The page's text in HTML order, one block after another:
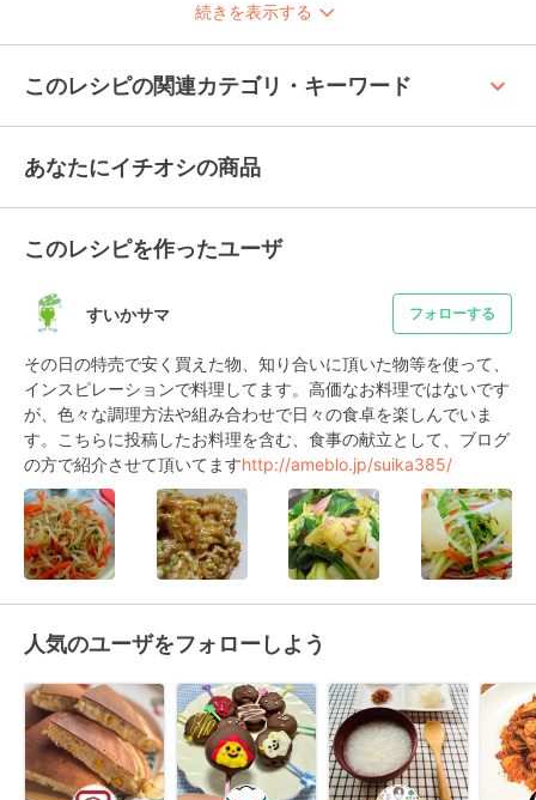
続きを表示する
このレシピの関連カテゴリ・キーワード keyboard_arrow_up
あなたにイチオシの商品
このレシピを作ったユーザ
すいかサマ フォローする
その日の特売で安く買えた物、知り合いに頂いた物等を使って、
インスピレーションで料理してます。高価なお料理ではないです
が、色々な調理方法や組み合わせで日々の食卓を楽しんでいま
す。こちらに投稿したお料理を含む、食事の献立として、ブログ
の方で紹介させて頂いてますhttp://ameblo.jp/suika385/
人気のユーザをフォローしよう